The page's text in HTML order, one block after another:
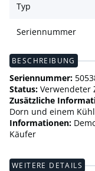
Typ
Seriennummer
BESCHREIBUNG
Seriennummer:
Status: Verwendeter
Zusätzliche
Dorn und einem
Informationen:
Käufer
WEITERE DETAILS